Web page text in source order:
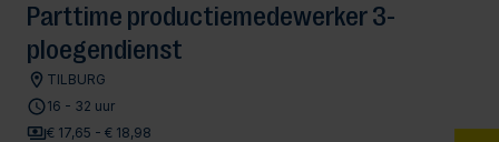
Parttime productiemedewerker 3-
ploegendienst
TILBURG
16 - 32 uur
€ 17,65 - € 18,98